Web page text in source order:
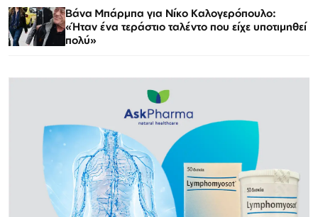
Βάνα Μπάρμπα για Νίκο Καλογερόπουλο:
«Ήταν ένα τεράστιο ταλέντο που είχε υποτιμηθεί
πολύ»